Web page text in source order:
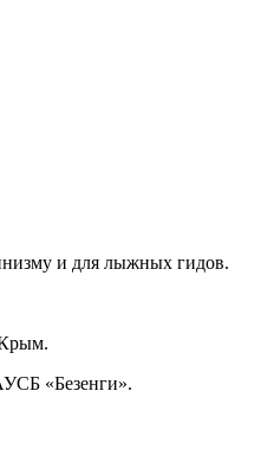
и для лыжных гидов.
Крым.
«Безенги».